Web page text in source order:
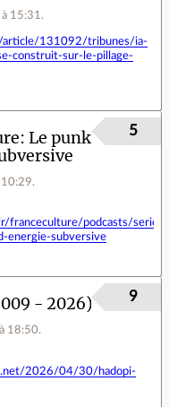
15:31 .
article/131092/tribunes/ia-
construit-sur-le-pillage-
Le punk
10:29.
5
franceculture/podcasts/serie-
energie-subversive
- 2026)
18:50.
9
2026/04/30/hadopi-